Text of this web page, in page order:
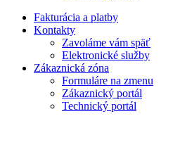
Fakturácia a platby
Kontakty
Zavoláme vám späť
Elektronické služby
Zákaznická zóna
Formuláre na zmenu
Zákaznický portál
Technický portál